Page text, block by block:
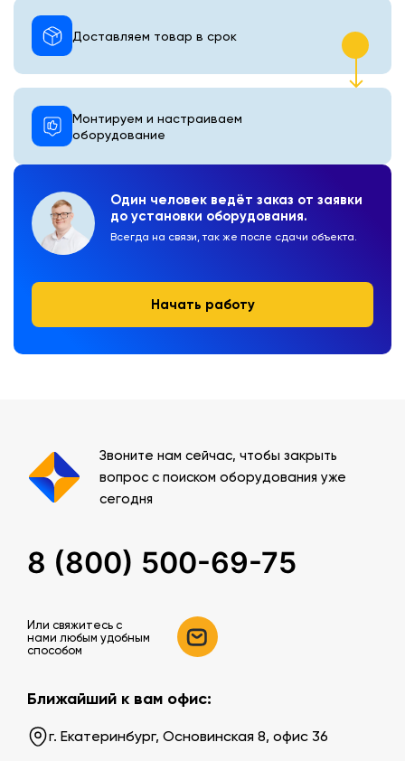
Один человек ведёт заказ от заявки
до установки оборудования.
Всегда на связи, так же после сдачи объекта.
Начать работу
Монтируем и настраиваем
оборудование
Доставляем товар в срок
Звоните нам сейчас, чтобы закрыть
вопрос с поиском оборудования уже
сегодня
8 (800) 500-69-75
Или свяжитесь c
нами любым удобным
способом
Ближайший к вам офис:
г. Екатеринбург, Основинская 8, офис 36